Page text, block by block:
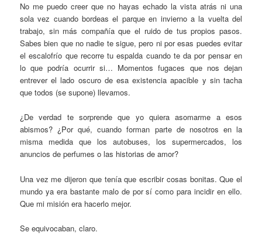
No me puedo creer que no hayas echado la vista atrás ni una
sola vez cuando bordeas el parque en invierno a la vuelta del
trabajo, sin más compañía que el ruido de tus propios pasos.
Sabes bien que no nadie te sigue, pero ni por esas puedes evitar
el escalofrío que recorre tu espalda cuando te da por pensar en
lo que podría ocurrir si… Momentos fugaces que nos dejan
entrever el lado oscuro de esa existencia apacible y sin tacha
que todos (se supone) llevamos.
¿De verdad te sorprende que yo quiera asomarme a esos
abismos? ¿Por qué, cuando forman parte de nosotros en la
misma medida que los autobuses, los supermercados, los
anuncios de perfumes o las historias de amor?
Una vez me dijeron que tenía que escribir cosas bonitas. Que el
mundo ya era bastante malo de por sí como para incidir en ello.
Que mi misión era hacerlo mejor.
Se equivocaban, claro.